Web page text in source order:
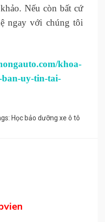
Nếu còn bất cứ
ngay với chúng tôi
khoa-
ban-uy-tin-tai-
Học bảo dưỡng xe ô tô